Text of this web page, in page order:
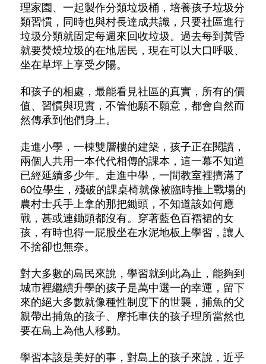
理家園、一起製作分類垃圾桶，培養孩子垃圾分
類習慣，同時也與村長達成共識，只要社區進行
垃圾分類就固定每週來回收垃圾。過去每到黃昏
就要焚燒垃圾的在地居民，現在可以大口呼吸、
坐在草坪上享受夕陽。
和孩子的相處，最能看見社區的真實，所有的價
值、習慣與現實，不管他願不願意，都會自然而
然傳承到他們身上。
走進小學，一棟雙層樓的建築，孩子正在閱讀，
兩個人共用一本代代相傳的課本，這一幕不知道
已經延續多少年。走進中學，一間教室裡擠滿了
60位學生，殘破的課桌椅就像被臨時推上戰場的
農村士兵手上拿的那把鋤頭，不知道該如何應
戰，甚或連鋤頭都沒有。穿著藍色百褶裙的女
孩，有時也得一屁股坐在水泥地板上學習，讓人
不捨卻也無奈。
對大多數的島民來說，學習就到此為止，能夠到
城市裡繼續升學的孩子是萬中選一的幸運，留下
來的絕大多數就像種性制度下的世襲，捕魚的父
親帶出捕魚的孩子、摩托車伕的孩子理所當然也
要在島上為他人移動。
學習本該是美好的事，對島上的孩子來說，近乎